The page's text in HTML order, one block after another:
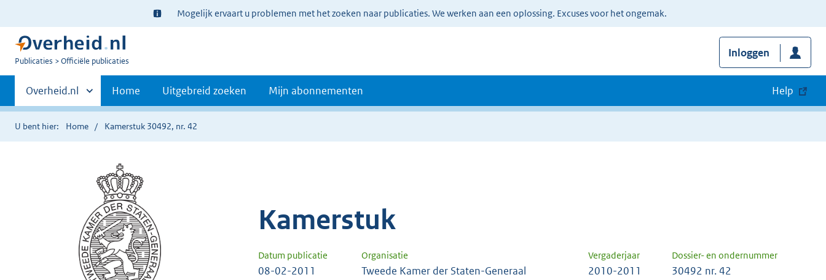
Ter
informatie:
Mogelijk ervaart u problemen met het zoeken naar publicaties. We werken aan een oplossing. Excuses voor het ongemak.
U
Publicaties Officiële publicaties
Inloggen
Primaire
navigatie
Andere
sites
binnen
Overheid.nl Home Uitgebreid zoeken Mijn abonnementen Help
U bent hier: Home Kamerstuk 30492, nr. 42
Kamerstuk
Datum publicatie Organisatie Vergaderjaar Dossier- en ondernummer
08-02-2011 Tweede Kamer der Staten-Generaal 2010-2011 30492 nr. 42